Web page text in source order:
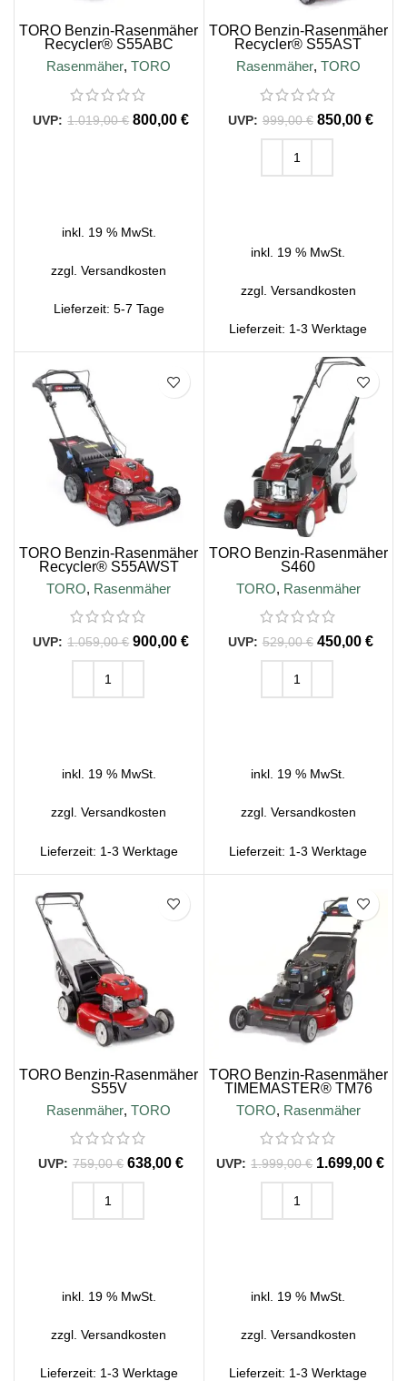
TORO Benzin-Rasenmäher
Recycler® S55ABC
Rasenmäher,TORO
1.019,00€ 800,00€
inkl. 19 % MwSt.
zzgl.Versandkosten
Lieferzeit: 5-7 Tage
TORO Benzin-Rasenmäher
Recycler® S55AST
Rasenmäher, TORO
999,00€ 850,00 €
inkl. 19 % MwSt.
zzgl. Versandkosten
Lieferzeit: 1-3 Werktage
SALE
TORO Benzin-Rasenmäher
Recycler® S55AWST
TORO, Rasenmäher
1.059,00€ 900,00€
inkl. 19 % MwSt.
zzgl.Versandkosten
Lieferzeit: 1-3 Werktage
TORO Benzin-Rasenmäher
S460
TORO, Rasenmäher
529,00€ 450,00 €
inkl. 19 % MwSt.
zzgl. Versandkosten
Lieferzeit: 1-3 Werktage
SALE
TORO Benzin-Rasenmäher
S55V
Rasenmäher,TORO
759,00€ 638,00€
inkl. 19 % MwSt.
zzgl.Versandkosten
Lieferzeit: 1-3 Werktage
TORO Benzin-Rasenmäher
TIMEMASTER® TM76
TORO, Rasenmäher
1.999,00€ 1.699,00€
inkl. 19 % MwSt.
zzgl. Versandkosten
Lieferzeit: 1-3 Werktage